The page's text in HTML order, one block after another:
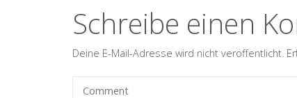
Schreibe einen
Deine E-Mail-Adresse wird nicht veröffentlicht.